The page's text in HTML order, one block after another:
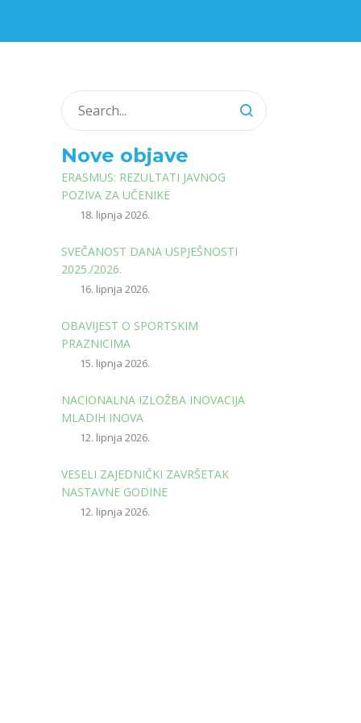
Nove objave
ERASMUS: REZULTATI JAVNOG
POZIVA ZA UČENIKE
18. lipnja 2026.
SVEČANOST DANA USPJEŠNOSTI
2025./2026.
16. lipnja 2026.
OBAVIJEST O SPORTSKIM
PRAZNICIMA
15. lipnja 2026.
NACIONALNA IZLOŽBA INOVACIJA
MLADIH INOVA
12. lipnja 2026.
VESELI ZAJEDNIČKI ZAVRŠETAK
NASTAVNE GODINE
12. lipnja 2026.